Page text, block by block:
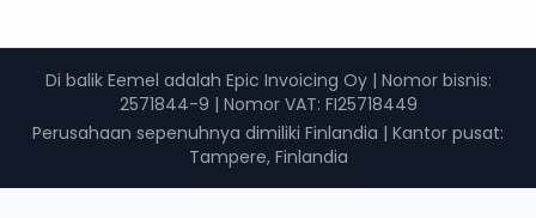
Di balik Eemel adalah Epic Invoicing Oy| Nomor bisnis:
2571844-9 | Nomor VAT: FI25718449
Perusahaan sepenuhnya dimiliki Finlandia | Kantor pusat:
Tampere, Finlandia